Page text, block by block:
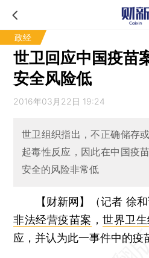
政经
世卫回应中国疫苗
安全风险低
2016年03月22日 19:24
世卫组织指出，不正确储存
起毒性反应，因此在中国疫
安全的风险非常低
【财新网】（记者 徐和
非法经营疫苗案 ，世界卫
应，并认为此一事件中的疫